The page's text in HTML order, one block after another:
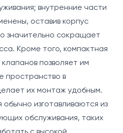
внутренние части
оставив корпус
значительно сокращает
Кроме того, компактная
позволяет им
пространство в
их монтаж удобным.
обычно изготавливаются из
обслуживания, таких